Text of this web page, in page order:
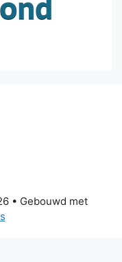
• Gebouwd met